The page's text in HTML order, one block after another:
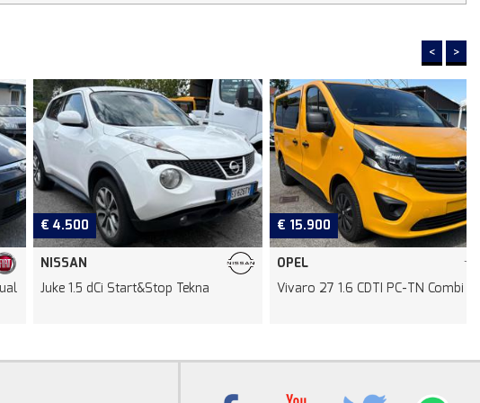
< >
€ 4.500
NISSAN
Juke 1.5 dCi Start&Stop Tekna
€ 15.900
OPEL
Vivaro 27 1.6 CDTI PC-TN Combi